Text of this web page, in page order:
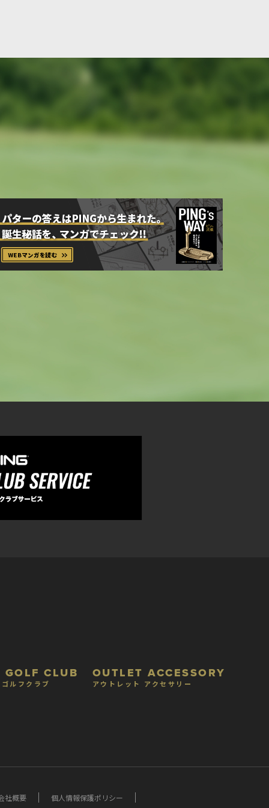
GOLF CLUB
ルフクラブ
OUTLET ACCESSORY
アウトレット アクセサリー
社概要 個人情報保護ポリシー